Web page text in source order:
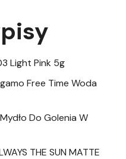
Light Pink 5g
Free Time Woda
Do Golenia W
THE SUN MATTE